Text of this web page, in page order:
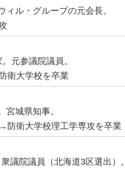
ル・グループの元会長。
元参議院議員。
衛大学校を卒業
宮城県知事。
防衛大学校理工学専攻を卒業
議院議員（北海道3区選出）。